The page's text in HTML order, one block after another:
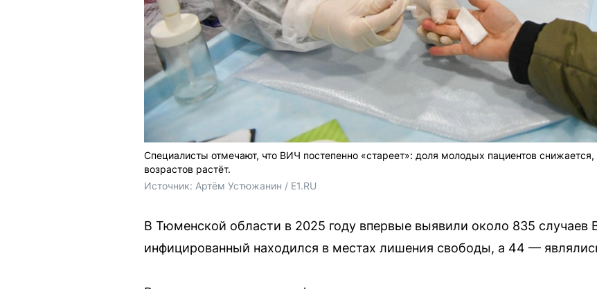
Специалисты отмечают, что ВИЧ постепенно «стареет»: доля молодых пациентов
возрастов растёт.
Источник: Артём Устюжанин / E1.RU
В Тюменской области в 2025 году впервые выявили около 835 случаев
инфицированный находился в местах лишения свободы, а 44 —